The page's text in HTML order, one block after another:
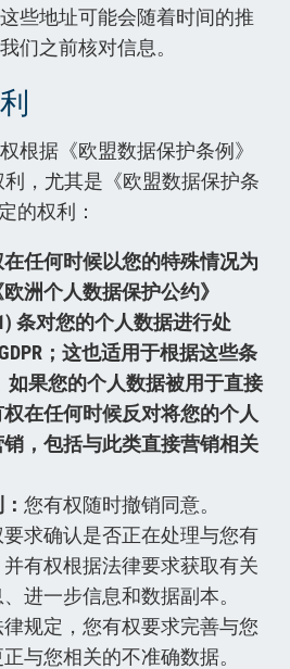
些地址可能会随着时间的推
们之前核对信息。
根据《欧盟数据保护条例》
利，尤其是《欧盟数据保护条
的权利：
任何时候以您的特殊情况为
洲个人数据保护公约》
条对您的个人数据进行处
；这也适用于根据这些条
如果您的个人数据被用于直接
在任何时候反对将您的个人
，包括与此类直接营销相关
：您有权随时撤销同意。
求确认是否正在处理与您有
有权根据法律要求获取有关
进一步信息和数据副本。
规定，您有权要求完善与您
与您相关的不准确数据。